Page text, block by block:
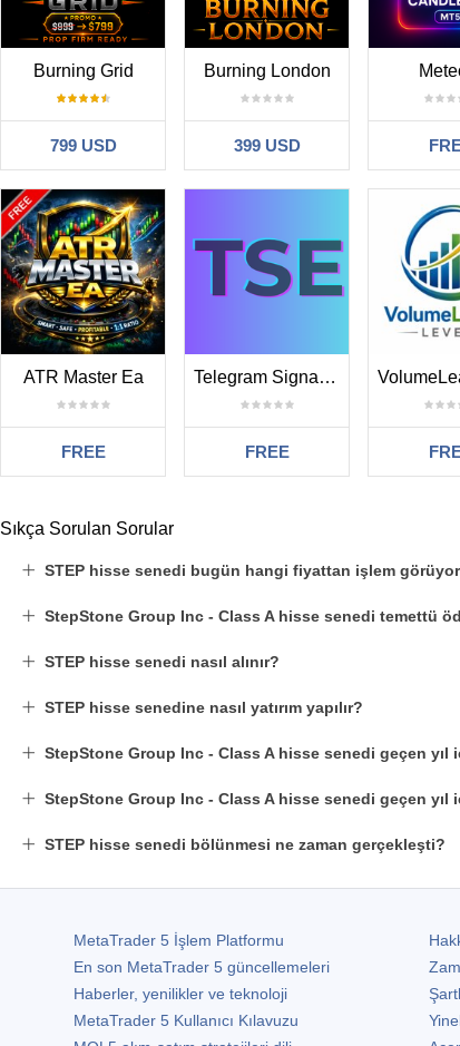
Burning Grid
799 USD
Burning London
399 USD
ATR Master Ea
FREE
Telegram Signal EA
FREE
Sıkça Sorulan Sorular
STEP hisse senedi bugün hangi fiyattan işlem
StepStone Group Inc - Class A hisse senedi temettü
STEP hisse senedi nasıl alınır?
STEP hisse senedine nasıl yatırım yapılır?
StepStone Group Inc - Class A hisse senedi geçen
StepStone Group Inc - Class A hisse senedi geçen
STEP hisse senedi bölünmesi ne zaman gerçekleşti?
MetaTrader 5İşlem Platformu
En son MetaTrader 5güncellemeleri
Haberler, yenilikler ve teknoloji
MetaTrader 5Kullanıcı Kılavuzu